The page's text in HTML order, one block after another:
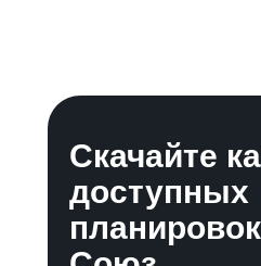
Скачайте
доступных